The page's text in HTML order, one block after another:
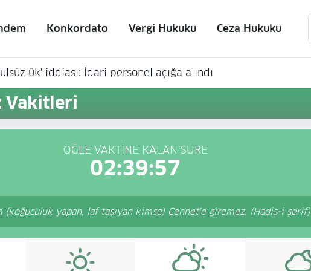
Konkordato Vergi Hukuku Ceza Hukuku
iddiası: İdari personel açığa alındı
Vakitleri
ÖĞLE VAKTINE KALAN SÜRE
02:39:57
(koğuculuk yapan, laf taşıyan kimse) Cennet'e giremez. (Hadis-i şerif)